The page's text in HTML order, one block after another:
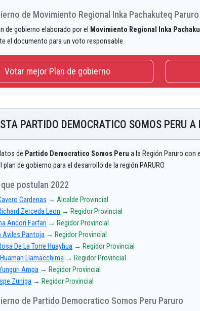
de Movimiento Regional Inka Pachakuteq Paruro
de gobierno elaborado por el Movimiento Regional Inka
el documento para un voto responsable
Votar mejor Plan de gobierno
PARTIDO DEMOCRATICO SOMOS PERU A
de Partido Democratico Somos Peru a la Región Paruro con
de gobierno para el desarrollo de la región PARURO
postulan 2022
Cardenas → Alcalde Provincial
Zerceda Leon → Regidor Provincial
Ancori Farfan → Regidor Provincial
Aviles Pantoja → Regidor Provincial
De La Torre Huayhua → Regidor Provincial
Llamacchima → Regidor Provincial
Ampa → Regidor Provincial
Zuniga → Regidor Provincial
de Partido Democratico Somos Peru Paruro